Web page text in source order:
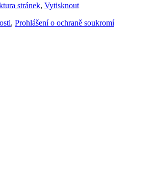
stránek, Vytisknout
, Prohlášení o ochraně soukromí